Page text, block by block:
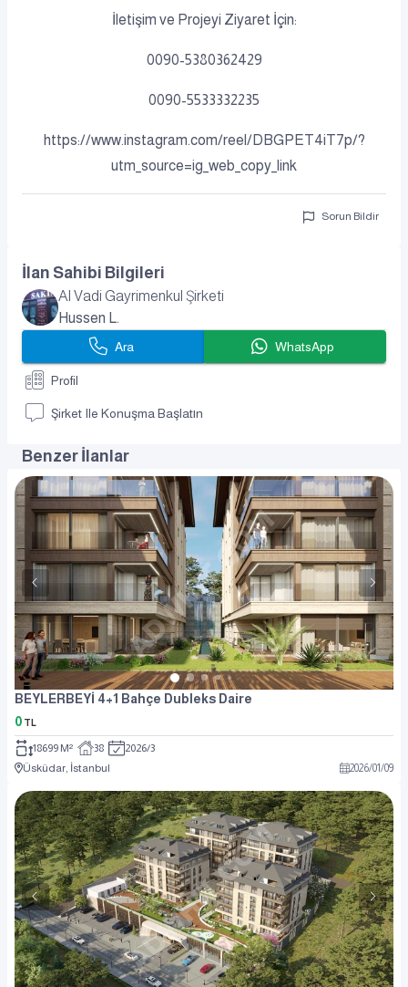
İletişim ve Projeyi Ziyaret İçin:
0090-5380362429
0090-5533332235
https://www.instagram.com/reel/DBGPET4iT7p/?
utm_source=ig_web_copy_link
Sorun Bildir
İlan Sahibi Bilgileri
Al Vadi Gayrimenkul Şirketi
Hussen L.
Ara WhatsApp
Profil
Şirket Ile Konuşma Başlatın
Benzer İlanlar
BEYLERBEYİ 4+1 Bahçe Dubleks Daire
0 TL
18699 M² 38
2026/3
Üsküdar, İstanbul
2026/01/09